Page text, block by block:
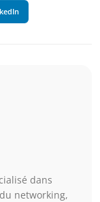
dans
networking,